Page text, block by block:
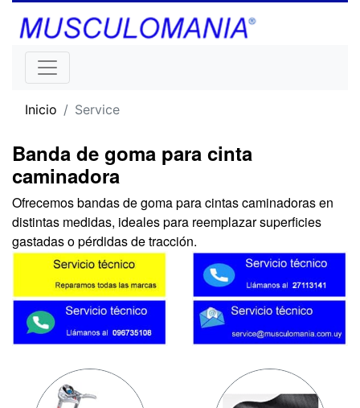
Inicio Service
Banda de goma para cinta
caminadora
Ofrecemos bandas de goma para cintas caminadoras en
distintas medidas, ideales para reemplazar superficies
gastadas o pérdidas de tracción.